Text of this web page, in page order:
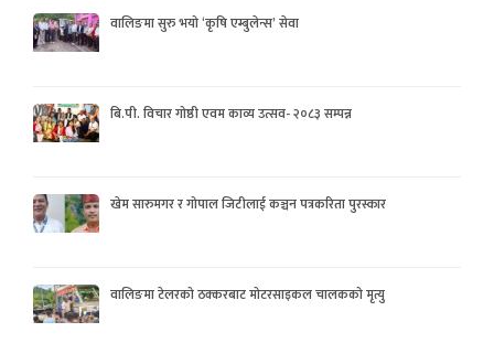
वालिङमा सुरु भयो ‘कृषि एम्बुलेन्स’ सेवा
बि.पी. विचार गोष्ठी एवम काव्य उत्सव- २०८३ सम्पन्न
खेम सारुमगर र गोपाल जिटीलाई कञ्चन पत्रकरिता पुरस्कार
वालिङमा टेलरको ठक्करबाट मोटरसाइकल चालकको मृत्यु